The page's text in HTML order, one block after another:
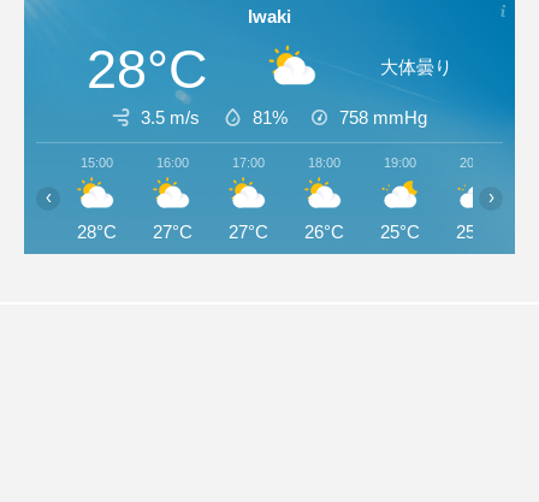
Iwaki
28°C 大体曇り
3.5 m/s 81% 758 mmHg
15:00
28°C
16:00
27°C
17:00
27°C
18:00
26°C
19:00
25°C
20:00
25°C
‹ ›